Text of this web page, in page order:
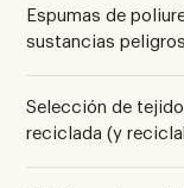
Espumas de
sustancias
Selección de
reciclada (y